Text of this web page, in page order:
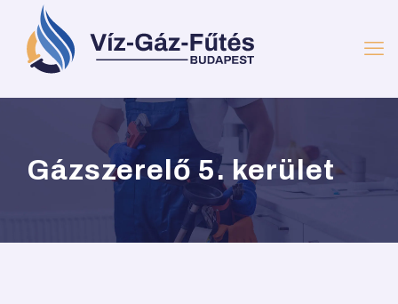
Gázszerelő 5. kerület